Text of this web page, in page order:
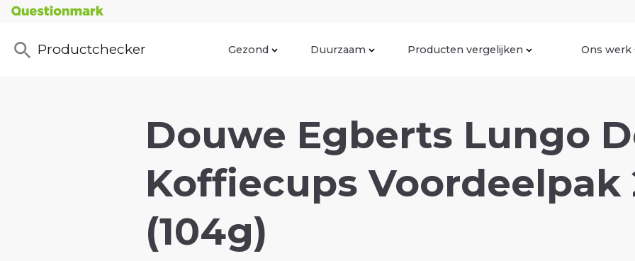
Productchecker Gezond Duurzaam Producten vergelijken Ons werk
Douwe Egberts Lungo
Koffiecups Voordeelpak
(104g)